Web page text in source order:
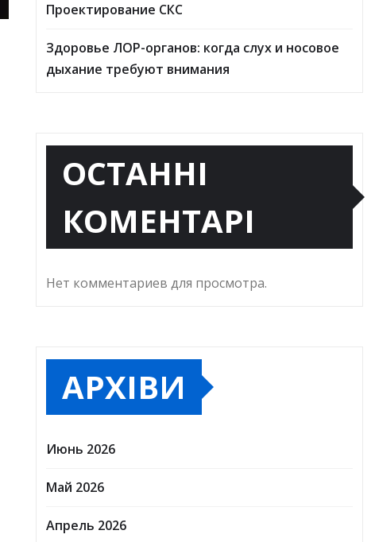
Проектирование СКС
Здоровье ЛОР-органов: когда слух и носовое
дыхание требуют внимания
ОСТАННІ
КОМЕНТАРІ
Нет комментариев для просмотра.
АРХІВИ
Июнь 2026
Май 2026
Апрель 2026